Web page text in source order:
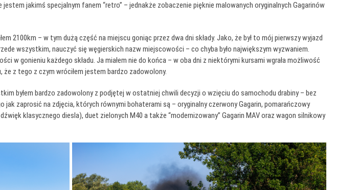
jakimś specjalnym fanem “retro” – jednakże zobaczenie pięknie malowanych oryginalnych Gagarinów
2100km – w tym dużą część na miejscu goniąc przez dwa dni składy. Jako, że był to mój pierwszy wyjazd
wszystkim, nauczyć się węgierskich nazw miejscowości – co chyba było największym wyzwaniem.
w gonieniu każdego składu. Ja miałem nie do końca – w oba dni z niektórymi kursami wgrała możliwość
że z tego z czym wróciłem jestem bardzo zadowolony.
byłem bardzo zadowolony z podjętej w ostatniej chwili decyzji o wzięciu do samochodu drabiny – bez
zaprosić na zdjęcia, których równymi bohaterami są – oryginalny czerwony Gagarin, pomarańczowy
klasycznego diesla), duet zielonych M40 a także “modernizowany” Gagarin MAV oraz wagon silnikowy